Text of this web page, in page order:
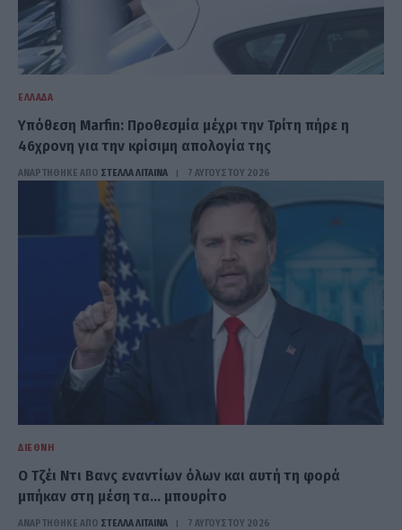
ΕΛΛΆΔΑ
Υπόθεση Marfin: Προθεσμία μέχρι την Τρίτη πήρε η
46χρονη για την κρίσιμη απολογία της
ΑΝΑΡΤΗΘΗΚΕ ΑΠΟ ΣΤΈΛΛΑ ΛΊΤΑΙΝΑ 7 ΑΥΓΟΎΣΤΟΥ 2026
ΔΙΕΘΝΉ
Ο Τζέι Ντι Βανς εναντίων όλων και αυτή τη φορά
μπήκαν στη μέση τα… μπουρίτο
ΑΝΑΡΤΗΘΗΚΕ ΑΠΟ ΣΤΈΛΛΑ ΛΊΤΑΙΝΑ 7 ΑΥΓΟΎΣΤΟΥ 2026